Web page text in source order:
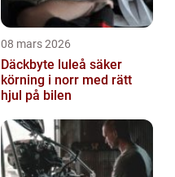
08 mars 2026
Däckbyte luleå säker
körning i norr med rätt
hjul på bilen